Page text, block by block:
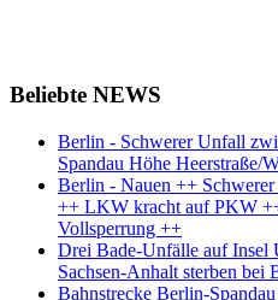
Beliebte NEWS
Berlin - Schwerer Unfall
Spandau Höhe Heerstraße/
Berlin - Nauen ++
++ LKW kracht auf PKW
Vollsperrung ++
Drei Bade-Unfälle auf Insel
Sachsen-Anhalt sterben bei
Bahnstrecke Berlin-